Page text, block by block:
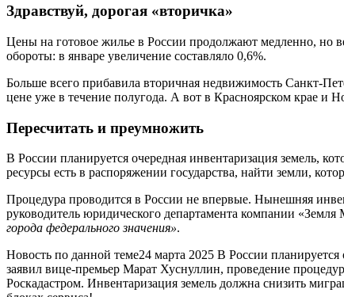
Здравствуй, дорогая «вторичка»
Цены на готовое жилье в России продолжают медленно, но
обороты: в январе увеличение составляло 0,6%.
Больше всего прибавила вторичная недвижимость Санкт-
цене уже в течение полугода. А вот в Красноярском крае и
Пересчитать и преумножить
В России планируется очередная инвентаризация земель,
ресурсы есть в распоряжении государства, найти земли,
Процедура проводится в России не впервые. Нынешняя
руководитель юридического департамента компании
города федерального значения».
Новость по данной теме24 марта 2025 В России
заявил вице-премьер Марат Хуснуллин, проведение
Роскадастром. Инвентаризация земель должна снизить